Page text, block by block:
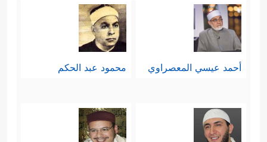
أحمد عيسي المعصراوي محمود عبد الحكم